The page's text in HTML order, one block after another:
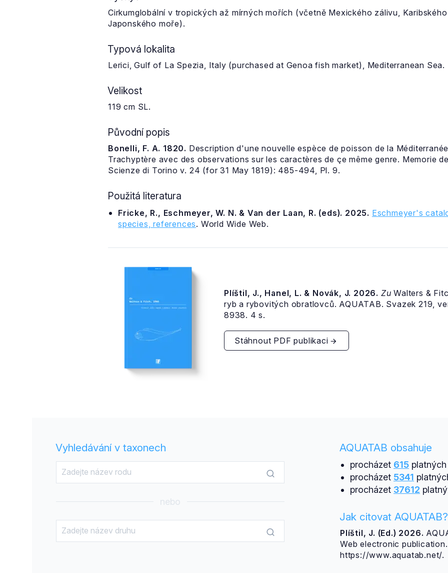
Cirkumglobální v tropických až mírných mořích (včetně Mexického zálivu,
Japonského moře).
Typová lokalita
Lerici, Gulf of La Spezia, Italy (purchased at Genoa fish market), Mediterranean Sea.
Velikost
119 cm SL.
Původní popis
Bonelli, F. A. 1820. Description d'une nouvelle espèce de poisson de la
Trachyptère avec des observations sur les caractères de çe même genre. Memorie
Scienze di Torino v. 24 (for 31 May 1819): 485-494, Pl. 9.
Použitá literatura
Fricke, R., Eschmeyer, W. N. & Van der Laan, R. (eds). 2025. Eschmeyer's
species, references. World Wide Web.
Plíštil, J., Hanel, L. & Novák, J. 2026. Zu Walters &
ryb a rybovitých obratlovců. AQUATAB. Svazek 219,
8938. 4 s.
Stáhnout PDF publikaci
Vyhledávání v taxonech
nebo
AQUATAB obsahuje
procházet 615platných
procházet 5341
procházet 37612
Jak citovat AQUATAB?
Plíštil, J. (Ed.) 2026.
Web electronic
https://www.aquatab.net/.